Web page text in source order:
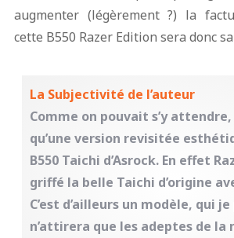
augmenter (légèrement ?) la
cette B550 Razer Edition sera donc
La Subjectivité de l’auteur
Comme on pouvait s’y attendre,
qu’une version revisitée
B550 Taichi d’Asrock. En effet
griffé la belle Taichi d’origine
C’est d’ailleurs un modèle, qui
n’attirera que les adeptes de la